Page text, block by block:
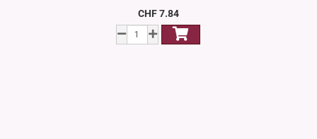
CHF 7.84